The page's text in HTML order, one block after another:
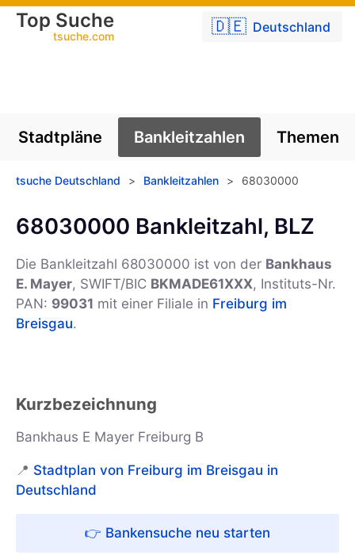
🇩🇪 Deutschland
Top Suche
tsuche.com
Stadtpläne Bankleitzahlen Themen
tsuche Deutschland > Bankleitzahlen > 68030000
68030000 Bankleitzahl, BLZ
Die Bankleitzahl 68030000 ist von der Bankhaus
E. Mayer, SWIFT/BIC BKMADE61XXX, Instituts-Nr.
PAN: 99031 mit einer Filiale in Freiburg im
Breisgau.
Kurzbezeichnung
Bankhaus E Mayer Freiburg B
📍 Stadtplan von Freiburg im Breisgau in
Deutschland
👉 Bankensuche neu starten